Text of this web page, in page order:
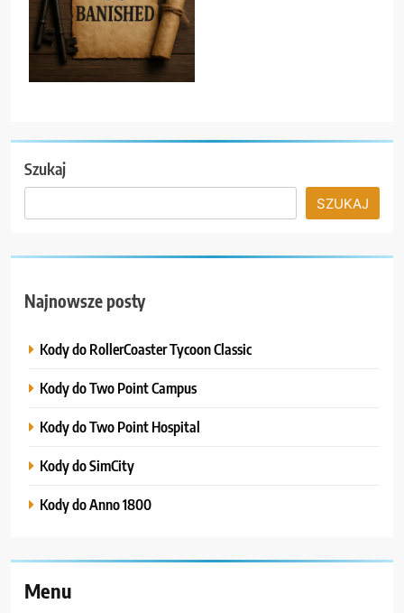
Szukaj
SZUKAJ
Najnowsze posty
Kody do RollerCoaster Tycoon Classic
Kody do Two Point Campus
Kody do Two Point Hospital
Kody do SimCity
Kody do Anno 1800
Menu